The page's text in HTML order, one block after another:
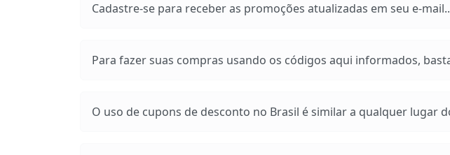
Cadastre-se para receber as promoções atualizadas em seu e-
Para fazer suas compras usando os códigos aqui informados,
O uso de cupons de desconto no Brasil é similar a qualquer lugar